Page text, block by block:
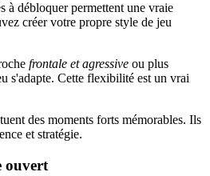
à débloquer permettent une vraie
créer votre propre style de jeu
frontale et agressive ou plus
s'adapte. Cette flexibilité est un vrai
des moments forts mémorables. Ils
et stratégie.
ouvert